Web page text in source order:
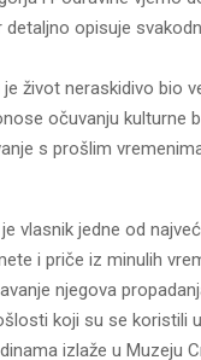
opisuje
život neraskidivo bio
očuvanju kulturne
s prošlim
vlasnik jedne od
i priče iz minulih
njegova
koji su se koristili
izlaže u Muzeju